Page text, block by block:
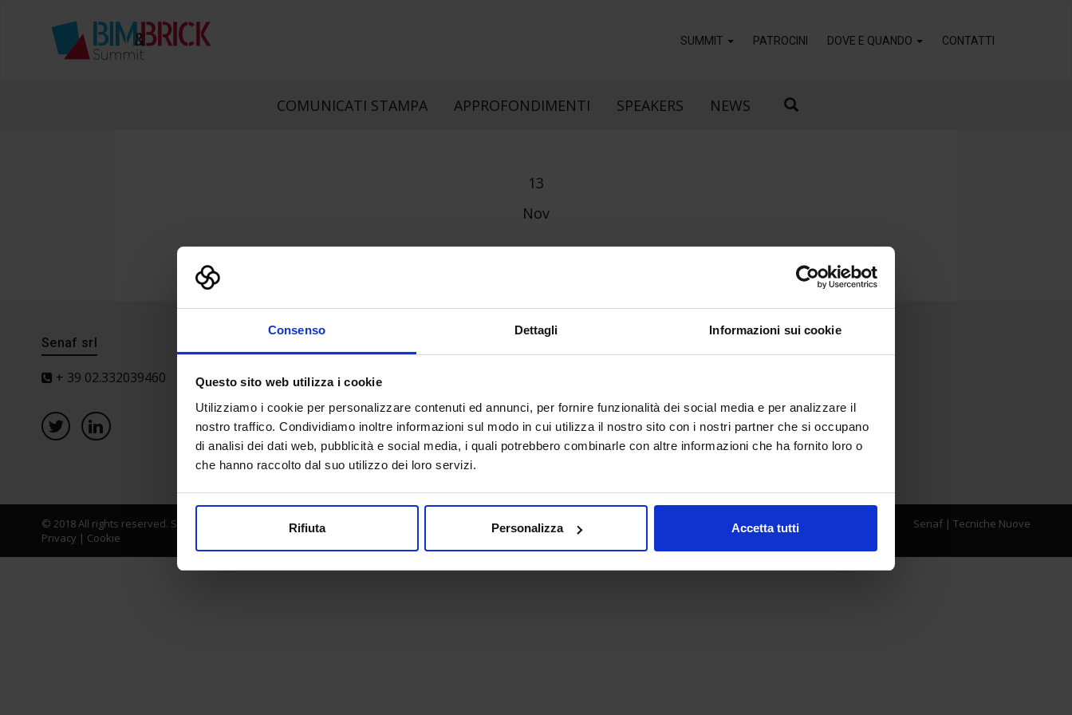
Consenso Dettagli Informazioni sui cookie
Questo sito web utilizza i cookie
Utilizziamo i cookie per personalizzare contenuti ed annunci, per fornire funzionalità dei social media e per analizzare il
nostro traffico. Condividiamo inoltre informazioni sul modo in cui utilizza il nostro sito con i nostri partner che si occupano
di analisi dei dati web, pubblicità e social media, i quali potrebbero combinarle con altre informazioni che ha fornito loro o
che hanno raccolto dal suo utilizzo dei loro servizi.
Rifiuta Personalizza Accetta tutti
SUMMIT PATROCINI DOVE E QUANDO CONTATTI
COMUNICATI STAMPA APPROFONDIMENTI SPEAKERS NEWS
13
Nov
Senaf srl
+ 39 02.332039460
© 2018 All rights reserved. Senaf srl - Gruppo Tecniche Nuove Spa - P.IVA 06382730155 - C.F. 02213830371
Privacy | Cookie
Senaf| Tecniche Nuove